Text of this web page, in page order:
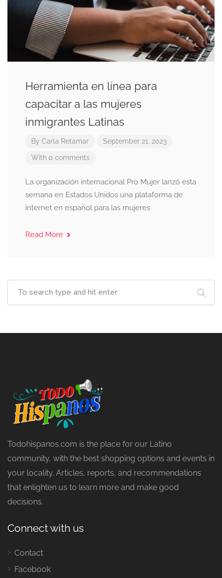
Herramienta en línea para
capacitar a las mujeres
inmigrantes Latinas
By Carla Retamar September 21, 2023
With 0 comments
La organización internacional Pro Mujer lanzó esta
semana en Estados Unidos una plataforma de
internet en español para las mujeres
Read More
Todohispanos.com is the place for our Latino
community, with the best shopping options and events in
your locality. Articles, reports, and recommendations
that enlighten us to learn more and make good
decisions.
Connect with us
Contact
Facebook